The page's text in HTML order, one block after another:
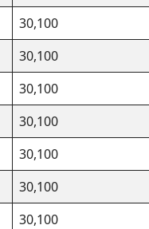
30,100
30,100
30,100
30,100
30,100
30,100
30,100